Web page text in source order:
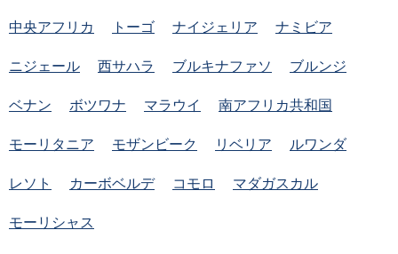
中央アフリカ トーゴ ナイジェリア ナミビア
ニジェール 西サハラ ブルキナファソ ブルンジ
ベナン ボツワナ マラウイ 南アフリカ共和国
モーリタニア モザンビーク リベリア ルワンダ
レソト カーボベルデ コモロ マダガスカル
モーリシャス